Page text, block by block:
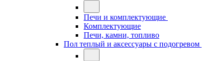
Печи и комплектующие
Комплектующие
Печи, камни, топливо
Пол теплый и аксессуары с подогревом